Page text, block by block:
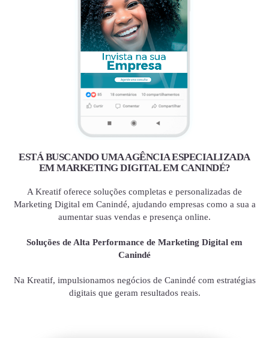
ESTÁ BUSCANDO UMA AGÊNCIA ESPECIALIZADA
EM MARKETING DIGITAL EM CANINDÉ?
A Kreatif oferece soluções completas e personalizadas de
Marketing Digital em Canindé, ajudando empresas como a sua a
aumentar suas vendas e presença online.
Soluções de Alta Performance de Marketing Digital em
Canindé
Na Kreatif, impulsionamos negócios de Canindé com estratégias
digitais que geram resultados reais.